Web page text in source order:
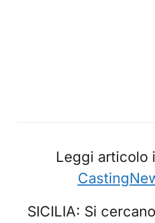
Leggi articolo
SICILIA: Si